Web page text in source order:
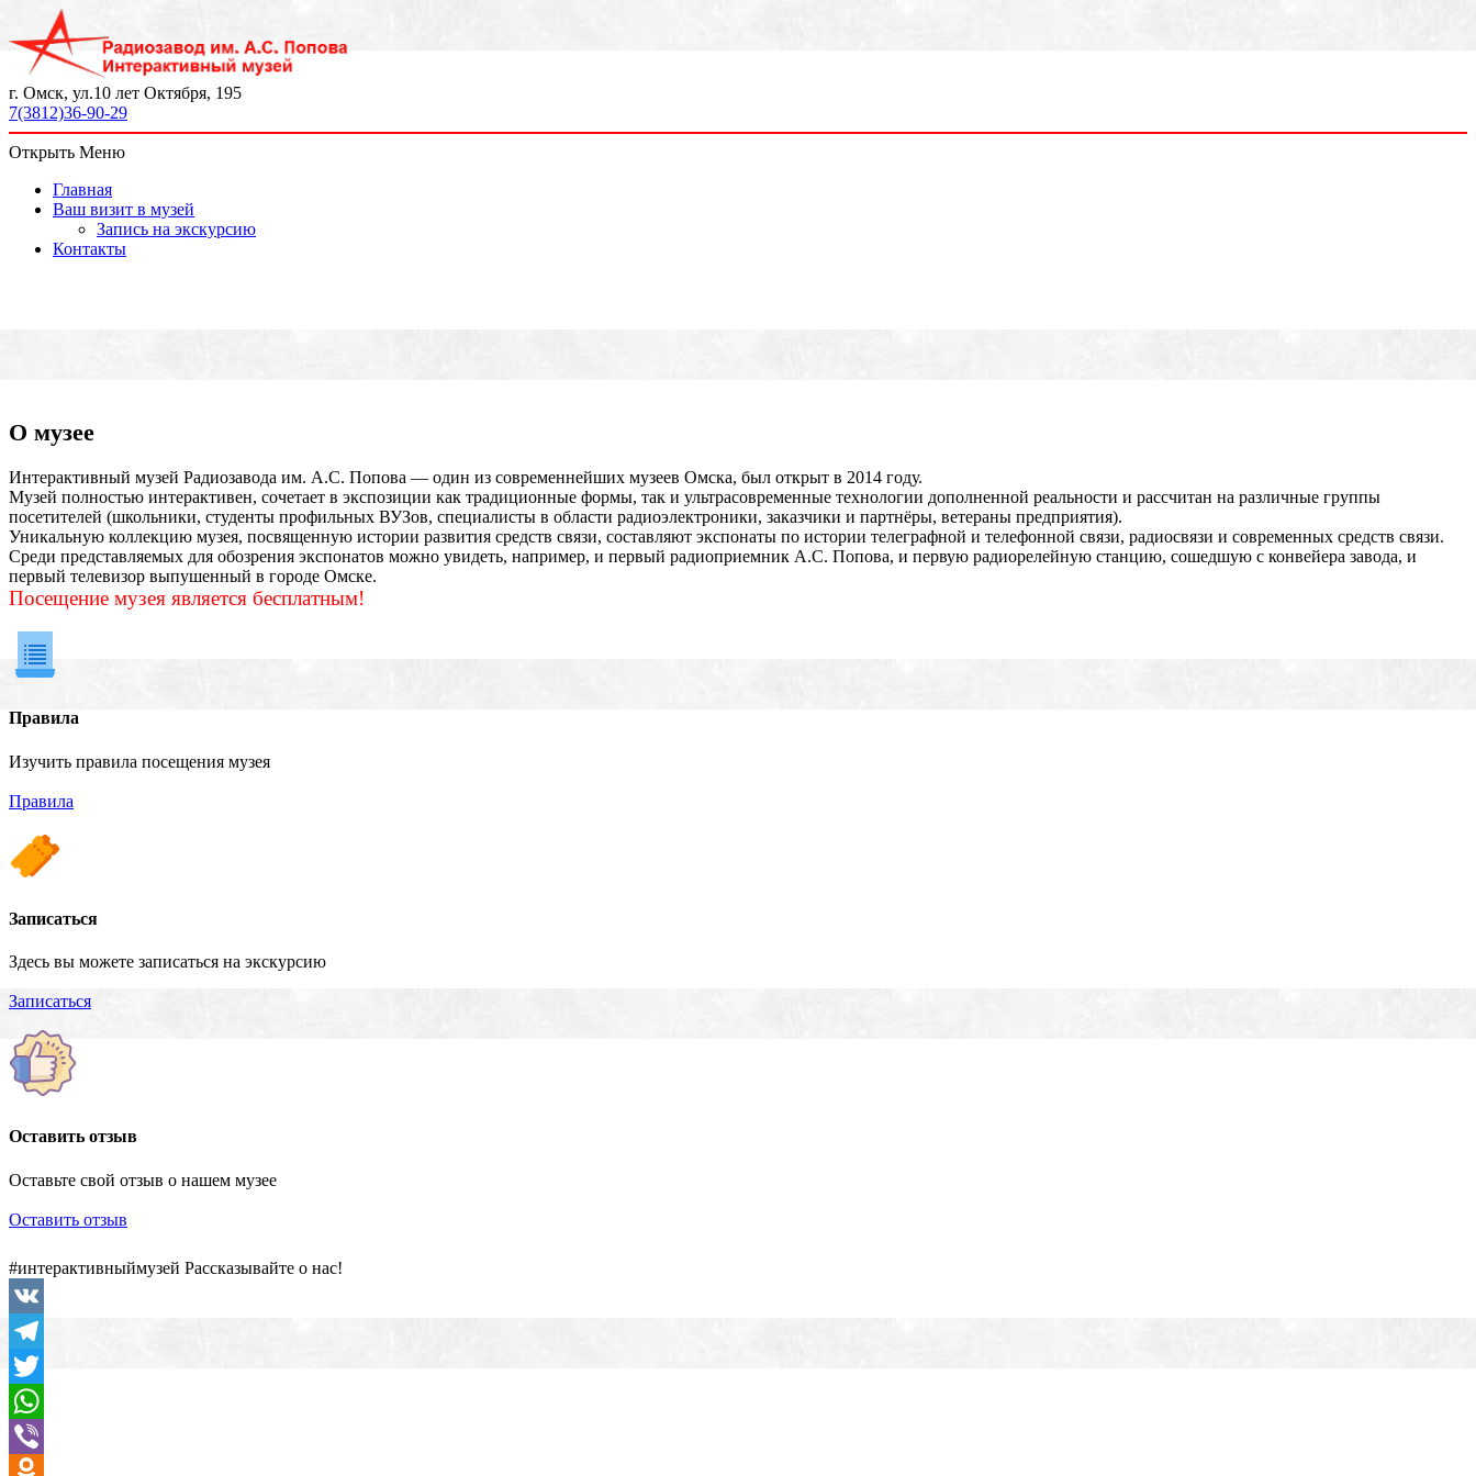
г. Омск, ул.10 лет Октября, 195
7(3812)36-90-29
Открыть Меню
Главная
Ваш визит в музей
Запись на экскурсию
Контакты
О музее
Интерактивный музей Радиозавода им. А.С. Попова — один из современнейших музеев Омска, был открыт в 2014 году.
Музей полностью интерактивен, сочетает в экспозиции как традиционные формы, так и ультрасовременные технологии дополненной реальности и рассчитан на различные группы
посетителей (школьники, студенты профильных ВУЗов, специалисты в области радиоэлектроники, заказчики и партнёры, ветераны предприятия).
Уникальную коллекцию музея, посвященную истории развития средств связи, составляют экспонаты по истории телеграфной и телефонной связи, радиосвязи и современных средств связи.
Среди представляемых для обозрения экспонатов можно увидеть, например, и первый радиоприемник А.С. Попова, и первую радиорелейную станцию, сошедшую с конвейера завода, и
первый телевизор выпушенный в городе Омске.
Посещение музея является бесплатным!
Правила
Изучить правила посещения музея
Правила
Записаться
Здесь вы можете записаться на экскурсию
Записаться
Оставить отзыв
Оставьте свой отзыв о нашем музее
Оставить отзыв
#интерактивныймузей Рассказывайте о нас!
VK
Telegram
Twitter
WhatsApp
Viber